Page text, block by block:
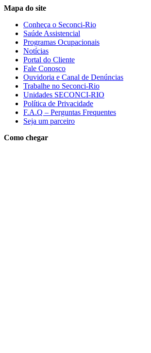
Mapa do site
Conheça o Seconci-Rio
Saúde Assistencial
Programas Ocupacionais
Notícias
Portal do Cliente
Fale Conosco
Ouvidoria e Canal de Denúncias
Trabalhe no Seconci-Rio
Unidades SECONCI-RIO
Política de Privacidade
F.A.Q – Perguntas Frequentes
Seja um parceiro
Como chegar